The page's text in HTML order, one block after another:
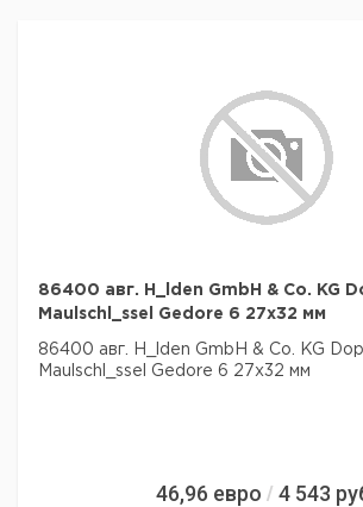
86400 авг. H_lden GmbH & Co. KG
Maulschl_ssel Gedore 6 27x32 мм
86400 авг. H_lden GmbH & Co. KG
Maulschl_ssel Gedore 6 27x32 мм
46,96 евро / 4 543